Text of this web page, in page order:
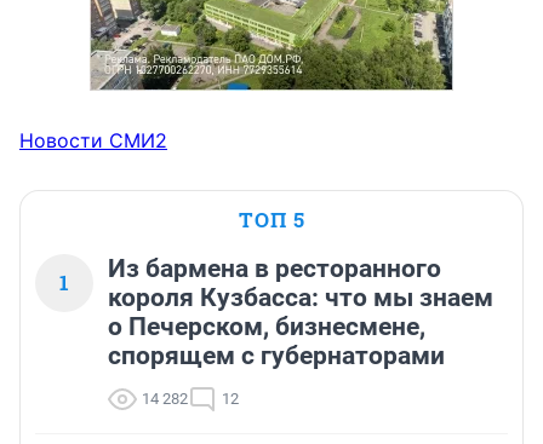
Новости СМИ2
ТОП 5
1
Из бармена в ресторанного
короля Кузбасса: что мы знаем
о Печерском, бизнесмене,
спорящем с губернаторами
14 282 12